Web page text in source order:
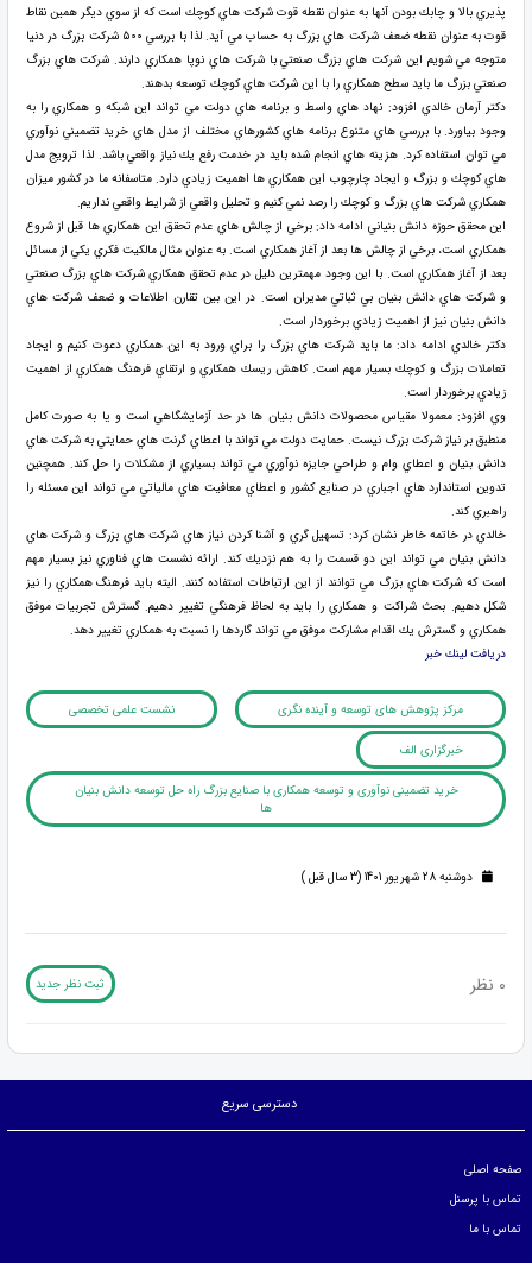
پذيري بالا و چابك بودن آنها به عنوان نقطه قوت شركت هاي كوچك است كه از سوي ديگر همين نقاط
قوت به عنوان نقطه ضعف شركت هاي بزرگ به حساب مي آيد. لذا با بررسي ۵۰۰ شركت بزرگ در دنيا
متوجه مي شويم اين شركت هاي بزرگ صنعتي با شركت هاي نوپا همكاري دارند. شركت هاي بزرگ
صنعتي بزرگ ما بايد سطح همكاري را با اين شركت هاي كوچك توسعه بدهند.
دكتر آرمان خالدي افزود: نهاد هاي واسط و برنامه هاي دولت مي تواند اين شبكه و همكاري را به
وجود بياورد. با بررسي هاي متنوع برنامه هاي كشورهاي مختلف از مدل هاي خريد تضميني نوآوري
مي توان استفاده كرد. هزينه هاي انجام شده بايد در خدمت رفع يك نياز واقعي باشد. لذا ترويج مدل
هاي كوچك و بزرگ و ايجاد چارچوب اين همكاري ها اهميت زيادي دارد. متاسفانه ما در كشور ميزان
همكاري شركت هاي بزرگ و كوچك را رصد نمي كنيم و تحليل واقعي از شرايط واقعي نداريم.
اين محقق حوزه دانش بنياني ادامه داد: برخي از چالش هاي عدم تحقق اين همكاري ها قبل از شروع
همكاري است، برخي از چالش ها بعد از آغاز همكاري است. به عنوان مثال مالكيت فكري يكي از مسائل
بعد از آغاز همكاري است. با اين وجود مهمترين دليل در عدم تحقق همكاري شركت هاي بزرگ صنعتي
و شركت هاي دانش بنيان بي ثباتي مديران است. در اين بين تقارن اطلاعات و ضعف شركت هاي
دانش بنيان نيز از اهميت زيادي برخوردار است.
دكتر خالدي ادامه داد: ما بايد شركت هاي بزرگ را براي ورود به اين همكاري دعوت كنيم و ايجاد
تعاملات بزرگ و كوچك بسيار مهم است. كاهش ريسك همكاري و ارتقاي فرهنگ همكاري از اهميت
زيادي برخوردار است.
وي افزود: معمولا مقياس محصولات دانش بنيان ها در حد آزمايشگاهي است و يا به صورت كامل
منطبق بر نياز شركت بزرگ نيست. حمايت دولت مي تواند با اعطاي گرنت هاي حمايتي به شركت هاي
دانش بنيان و اعطاي وام و طراحي جايزه نوآوري مي تواند بسياري از مشكلات را حل كند. همچنين
تدوين استاندارد هاي اجباري در صنايع كشور و اعطاي معافيت هاي مالياتي مي تواند اين مسئله را
راهبري كند.
خالدي در خاتمه خاطر نشان كرد: تسهيل گري و آشنا كردن نياز هاي شركت هاي بزرگ و شركت هاي
دانش بنيان مي تواند اين دو قسمت را به هم نزديك كند. ارائه نشست هاي فناوري نيز بسيار مهم
است كه شركت هاي بزرگ مي توانند از اين ارتباطات استفاده كنند. البته بايد فرهنگ همكاري را نيز
شكل دهيم. بحث شراكت و همكاري را بايد به لحاظ فرهنگي تغيير دهيم. گسترش تجربيات موفق
همكاري و گسترش يك اقدام مشاركت موفق مي تواند گاردها را نسبت به همكاري تغيير دهد.
دريافت لينك خبر
مرکز پژوهش های توسعه و آینده نگری نشست علمی تخصصی
خبرگزاری الف
خرید تضمینی نوآوری و توسعه همکاری با صنایع بزرگ راه حل توسعه دانش بنیان
ها
دوشنبه 28 شهریور 1401 (3 سال قبل )
0 نظر ثبت نظر جدید
دسترسی سریع
صفحه اصلی
تماس با پرسنل
تماس با ما